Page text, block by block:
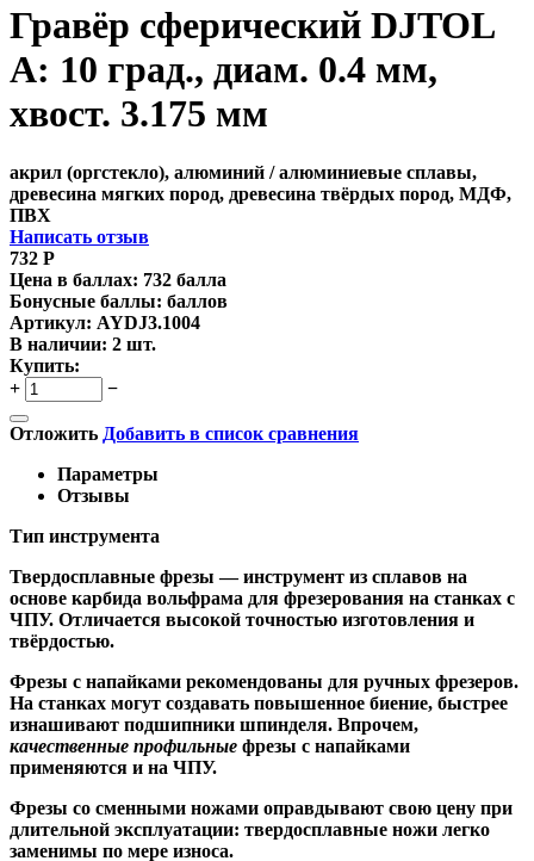
Гравёр сферический DJTOL
A: 10 град., диам. 0.4 мм,
хвост. 3.175 мм
акрил (оргстекло), алюминий / алюминиевые сплавы,
древесина мягких пород, древесина твёрдых пород, МДФ,
ПВХ
Написать отзыв
732 Р
Цена в баллах: 732 балла
Бонусные баллы: баллов
Артикул: AYDJ3.1004
В наличии: 2 шт.
Купить:
+
−
Отложить Добавить в список сравнения
Параметры
Отзывы
Тип инструмента
Твердосплавные фрезы — инструмент из сплавов на
основе карбида вольфрама для фрезерования на станках с
ЧПУ. Отличается высокой точностью изготовления и
твёрдостью.
Фрезы с напайками рекомендованы для ручных фрезеров.
На станках могут создавать повышенное биение, быстрее
изнашивают подшипники шпинделя. Впрочем,
качественные профильные фрезы с напайками
применяются и на ЧПУ.
Фрезы со сменными ножами оправдывают свою цену при
длительной эксплуатации: твердосплавные ножи легко
заменимы по мере износа.